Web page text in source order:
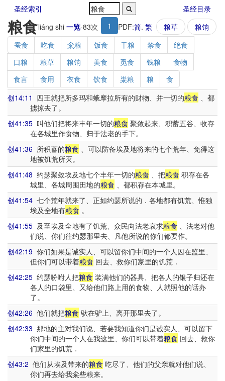
圣经索引 圣经目录
粮食liáng shi 一览-83次 1 PDF:简. 繁 粮草
粮饷
蚕食
吃食 籴粮 饭食 干粮 禁食
绝食
口粮
粮草 粮饷 美食 觅食 钱粮
食物
食言
食用 衣食 饮食 粜粮 粮
食
创14:11 四王就把所多玛和蛾摩拉所有的财物、并一切的粮食 、都
掳掠去了。
创41:35 叫他们把将来丰年一切的粮食 聚敛起来、积蓄五谷、收存
在各城里作食物、归于法老的手下。
创41:36 所积蓄的粮食 、可以防备埃及地将来的七个荒年、免得这
地被饥荒所灭。
创41:48 约瑟聚敛埃及地七个丰年一切的粮食 、把粮食 积存在各
城里、各城周围田地的粮食 、都积存在本城里。
创41:54 七个荒年就来了、正如约瑟所说的．各地都有饥荒、惟独
埃及全地有粮食 。
创41:55 及至埃及全地有了饥荒、众民向法老哀求粮食 、法老对他
们说、你们往约瑟那里去、凡他所说的你们都要作。
创42:19 你们如果是诚实人、可以留你们中间的一个人囚在监里、
但你们可以带着粮食 回去、救你们家里的饥荒．
创42:25 约瑟吩咐人把粮食 装满他们的器具、把各人的银子归还在
各人的口袋里、又给他们路上用的食物、人就照他的话办
了。
创42:26 他们就把粮食 驮在驴上、离开那里去了。
创42:33 那地的主对我们说、若要我知道你们是诚实人、可以留下
你们中间的一个人在我这里、你们可以带着粮食 回去、救你
们家里的饥荒．
创43:2 他们从埃及带来的粮食 吃尽了、他们的父亲就对他们说、
你们再去给我籴些粮来。